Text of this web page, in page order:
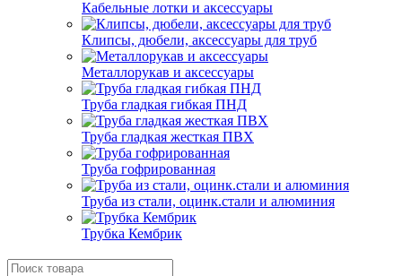
Кабельные лотки и аксессуары
Клипсы, дюбели, аксессуары для труб
Металлорукав и аксессуары
Труба гладкая гибкая ПНД
Труба гладкая жесткая ПВХ
Труба гофрированная
Труба из стали, оцинк.стали и алюминия
Трубка Кембрик